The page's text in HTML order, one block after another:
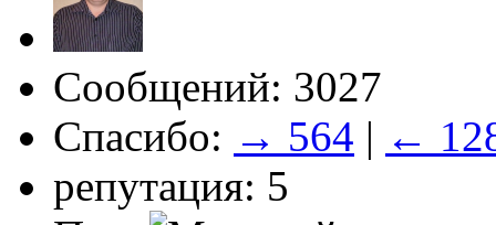
Сообщений: 3027
Спасибо: → 564 | ←
репутация: 5